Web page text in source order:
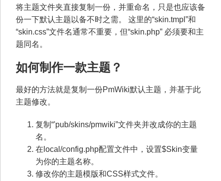
将主题文件夹直接复制一份，并重命名，只是也应该备
份一下默认主题以备不时之需。 这里的“skin.tmpl”和
“skin.css”文件名通常不重要，但“skin.php” 必须要和主
题同名。
如何制作一款主题？
最好的方法就是复制一份PmWiki默认主题，并基于此
主题修改。
复制“'pub/skins/pmwiki”文件夹并改成你的主题
名。
在local/config.php配置文件中，设置$Skin变量
为你的主题名称。
修改你的主题模版和CSS样式文件。